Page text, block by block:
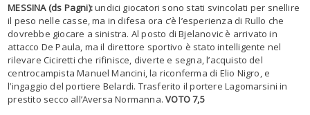
MESSINA (ds Pagni):undici giocatori sono stati svincolati per snellire
il peso nelle casse, ma in difesa ora c’è l’esperienza di Rullo che
dovrebbe giocare a sinistra. Al posto di Bjelanovic è arrivato in
attacco De Paula, ma il direttore sportivo è stato intelligente nel
rilevare Ciciretti che rifinisce, diverte e segna, l’acquisto del
centrocampista Manuel Mancini, la riconferma di Elio Nigro, e
l’ingaggio del portiere Belardi. Trasferito il portere Lagomarsini in
prestito secco all’Aversa Normanna.VOTO 7,5